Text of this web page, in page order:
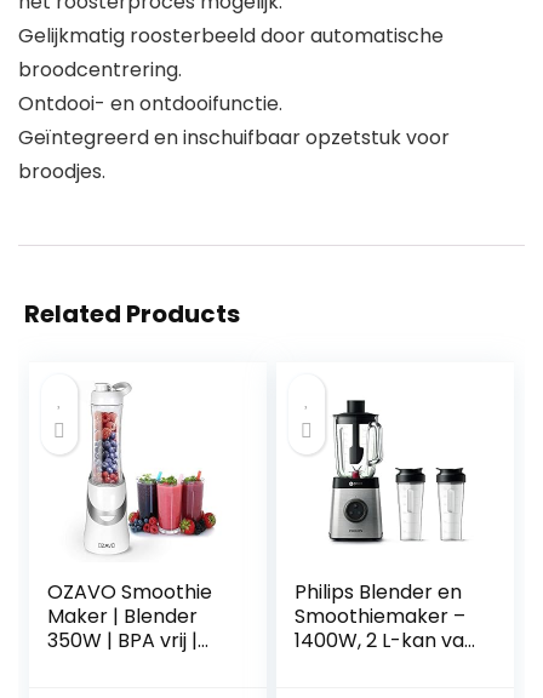
Gelijkmatig roosterbeeld door automatische
broodcentrering.
Ontdooi- en ontdooifunctie.
Geïntegreerd en inschuifbaar opzetstuk voor
broodjes.
Related Products
OZAVO Smoothie
Maker | Blender
350W | BPA vrij |
Philips Blender en
Smoothiemaker –
1400W, 2 L-kan van